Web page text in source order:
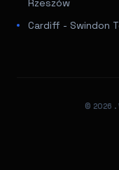
Rzeszów
Cardiff - Swindon
© 2026 .